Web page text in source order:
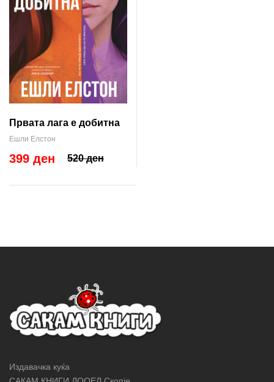
Првата лага е добитна
Ешли Елстон
520 ден
399 ден
Издавачка куќа